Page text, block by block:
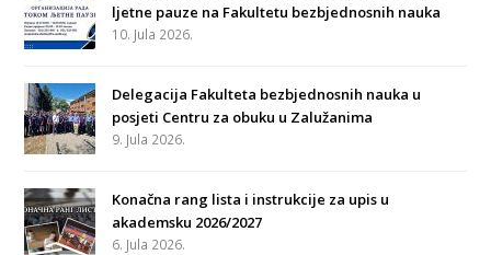
ljetne pauze na Fakultetu bezbjednosnih nauka
10. Jula 2026.
Delegacija Fakulteta bezbjednosnih nauka u
posjeti Centru za obuku u Zalužanima
9. Jula 2026.
Konačna rang lista i instrukcije za upis u
akademsku 2026/2027
6. Jula 2026.